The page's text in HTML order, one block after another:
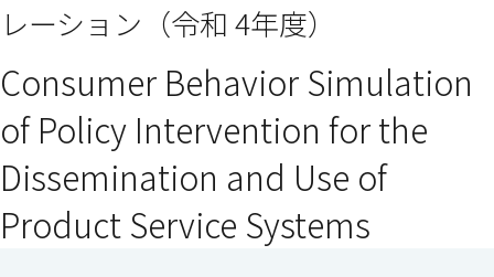
ドウで開きます）
ンドウで開きます）
ウインドウで開きます）
レーション（令和 4年度）
Consumer Behavior Simulation
of Policy Intervention for the
Dissemination and Use of
Product Service Systems